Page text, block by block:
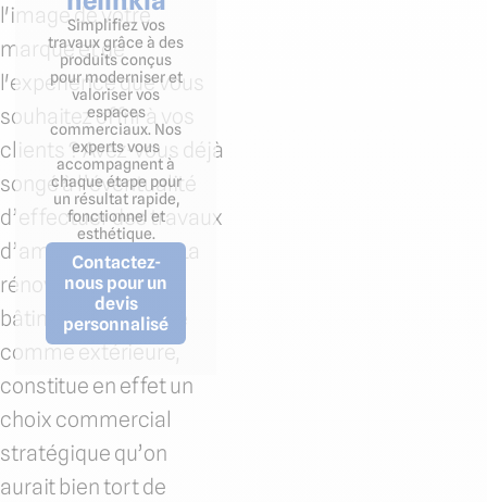
l'image de votre
marque et de
l'expérience que vous
souhaitez offrir à vos
clients ? Avez-vous déjà
songé à l’éventualité
d’effectuer des travaux
d’aménagement ? La
rénovation d’un
bâtiment, intérieure
comme extérieure,
constitue en effet un
choix commercial
stratégique qu’on
aurait bien tort de
Simplifiez vos
travaux grâce à des
produits conçus
pour moderniser et
valoriser vos
espaces
commerciaux. Nos
experts vous
accompagnent à
chaque étape pour
un résultat rapide,
fonctionnel et
esthétique.
Contactez-
nous pour un
devis
personnalisé